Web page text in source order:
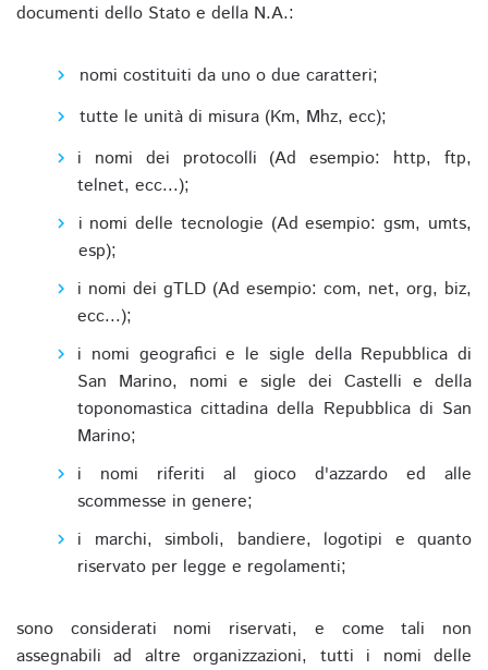
documenti dello Stato e della N.A.:
nomi costituiti da uno o due caratteri;
tutte le unità di misura (Km, Mhz, ecc);
i nomi dei protocolli (Ad esempio: http, ftp,
telnet, ecc...);
i nomi delle tecnologie (Ad esempio: gsm, umts,
esp);
i nomi dei gTLD (Ad esempio: com, net, org, biz,
ecc...);
i nomi geografici e le sigle della Repubblica di
San Marino, nomi e sigle dei Castelli e della
toponomastica cittadina della Repubblica di San
Marino;
i nomi riferiti al gioco d'azzardo ed alle
scommesse in genere;
i marchi, simboli, bandiere, logotipi e quanto
riservato per legge e regolamenti;
sono considerati nomi riservati, e come tali non
assegnabili ad altre organizzazioni, tutti i nomi delle